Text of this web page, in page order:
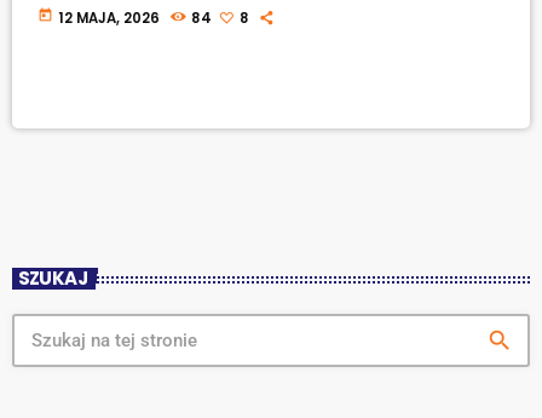
godzin. Wdzięczni jesteśmy nieopisanie wszystkim WSPANIAŁYM
ARTYSTOM, którzy zechcieli wziąć w nim udział. Byli wśród nich
today 12 MAJA, 2026 84 8
SZUKAJ
search